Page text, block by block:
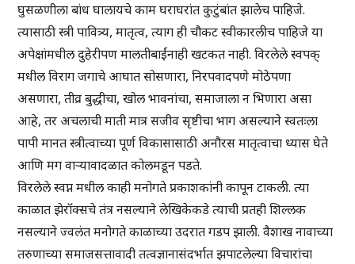
घुसळणीला बांध घालायचे काम घराघरांत कुटुंबांत झालेच पाहिजे.
त्यासाठी स्त्री पावित्र्य, मातृत्व, त्याग ही चौकट स्वीकारलीच पाहिजे या
अपेक्षांमधील दुहेरीपण मालतीबाईंनाही खटकत नाही. विरलेले स्वपक्
मधील विराग जगाचे आघात सोसणारा, निरपवादपणे मोठेपणा
असणारा, तीव्र बुद्धीचा, खोल भावनांचा, समाजाला न भिणारा असा
आहे, तर अचलाची माती मात्र सजीव सृष्टीचा भाग असल्याने स्वतःला
पापी मानत स्त्रीत्वाच्या पूर्ण विकासासाठी अनौरस मातृत्वाचा ध्यास घेते
आणि मग वाऱ्यावादळात कोलमडून पडते.
विरलेले स्वप्न मधील काही मनोगते प्रकाशकांनी कापून टाकली. त्या
काळात झेरॉक्सचे तंत्र नसल्याने लेखिकेकडे त्याची प्रतही शिल्लक
नसल्याने ज्वलंत मनोगते काळाच्या उदरात गडप झाली. वैशाख नावाच्या
तरुणाच्या समाजसत्तावादी तत्वज्ञानासंदर्भात झपाटलेल्या विचारांचा